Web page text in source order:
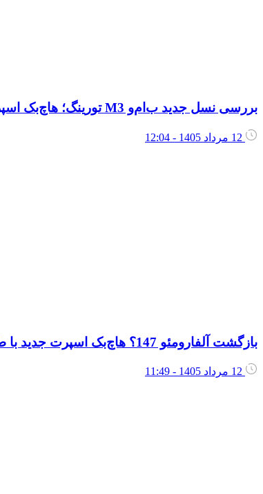
بررسی نسل جدید ب‌ام‌و M3 تورینگ؛ هاچ‌بک اسپرت با فناوری هیبرید خفیف در راه است
بازگشت آلفارومئو 147؟ هاچ‌بک اسپرت جدید با طراحی چشم‌نواز و فناوری‌های نسل آینده در راه است